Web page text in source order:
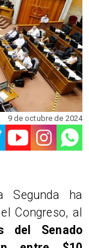
9 de octubre de 2024
Segunda ha
Congreso, al
del Senado